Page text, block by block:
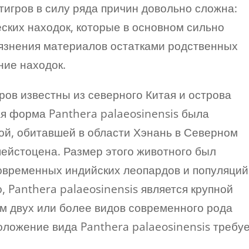
в силу ряда причин довольно сложна:
находок, которые в основном сильно
материалов остатками родственных
находок.
известны из северного Китая и острова
форма Panthera palaeosinensis была
обитавшей в области Хэнань в Северном
Размер этого животного был
индийских леопардов и популяций
Panthera palaeosinensis является крупной
или более видов современного рода
вида Panthera palaeosinensis